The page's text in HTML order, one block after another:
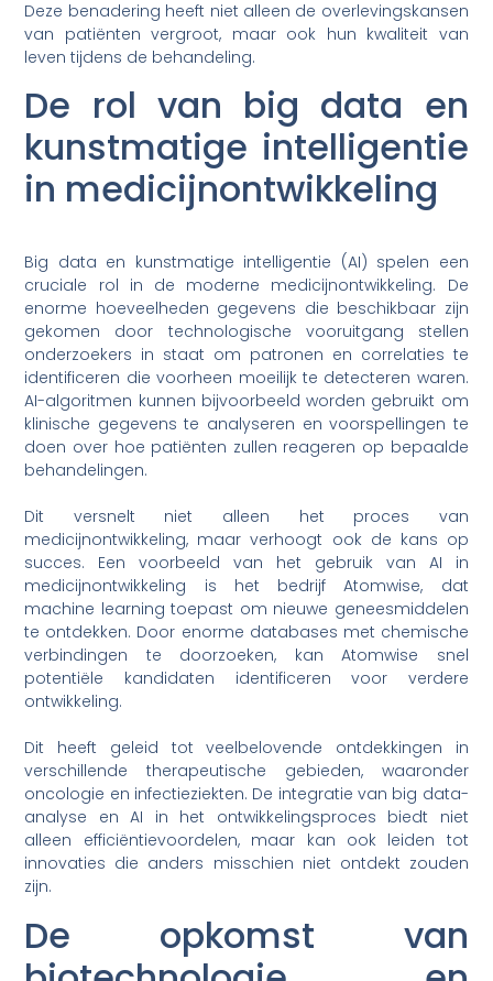
Deze benadering heeft niet alleen de overlevingskansen
van patiënten vergroot, maar ook hun kwaliteit van
leven tijdens de behandeling.
De rol van big data en
kunstmatige intelligentie
in medicijnontwikkeling
Big data en kunstmatige intelligentie (AI) spelen een
cruciale rol in de moderne medicijnontwikkeling. De
enorme hoeveelheden gegevens die beschikbaar zijn
gekomen door technologische vooruitgang stellen
onderzoekers in staat om patronen en correlaties te
identificeren die voorheen moeilijk te detecteren waren.
AI-algoritmen kunnen bijvoorbeeld worden gebruikt om
klinische gegevens te analyseren en voorspellingen te
doen over hoe patiënten zullen reageren op bepaalde
behandelingen.
Dit versnelt niet alleen het proces van
medicijnontwikkeling, maar verhoogt ook de kans op
succes. Een voorbeeld van het gebruik van AI in
medicijnontwikkeling is het bedrijf Atomwise, dat
machine learning toepast om nieuwe geneesmiddelen
te ontdekken. Door enorme databases met chemische
verbindingen te doorzoeken, kan Atomwise snel
potentiële kandidaten identificeren voor verdere
ontwikkeling.
Dit heeft geleid tot veelbelovende ontdekkingen in
verschillende therapeutische gebieden, waaronder
oncologie en infectieziekten. De integratie van big data-
analyse en AI in het ontwikkelingsproces biedt niet
alleen efficiëntievoordelen, maar kan ook leiden tot
innovaties die anders misschien niet ontdekt zouden
zijn.
De opkomst van